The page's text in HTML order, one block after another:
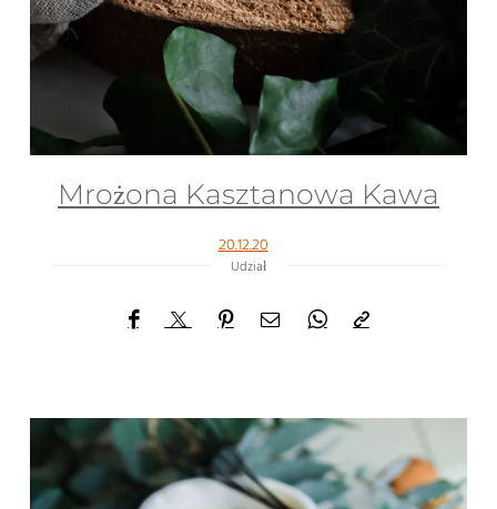
Mrożona Kasztanowa Kawa
20.12.20
Udział